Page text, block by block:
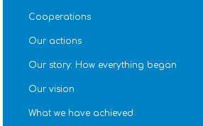
Cooperations
Our actions
Our story: How everything began
Our vision
What we have achieved